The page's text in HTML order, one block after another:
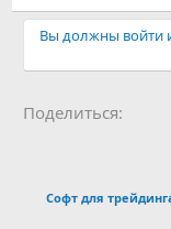
Вы должны войти
Поделиться:
Софт для